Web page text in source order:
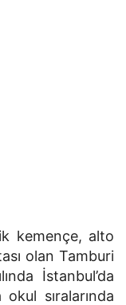
kemençe, alto
olan Tamburi
İstanbul’da
sıralarında